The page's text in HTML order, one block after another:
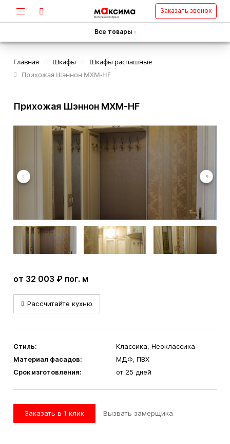
Заказать звонок
Все товары
Главная Шкафы
Шкафы распашные
Прихожая Шэннон MXM-HF
Прихожая Шэннон MXM-HF
от 32 003 ₽ пог. м
Рассчитайте кухню
Стиль:
Классика, Неоклассика
Материал фасадов:
МДФ, ПВХ
Срок изготовления:
от 25 дней
Заказать в 1 клик Вызвать замерщика